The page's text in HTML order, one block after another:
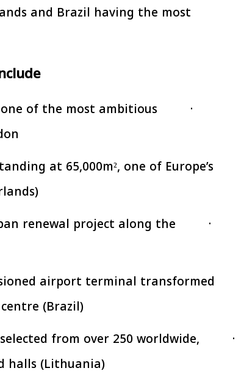
and Brazil having the most
one of the most ambitious
at 65,000m², one of Europe’s
renewal project along the
airport terminal transformed
(Brazil)
from over 250 worldwide,
halls (Lithuania)
رئيس افتتاح «إيجبس 2026» بحضور دولي
رئيس
بتنفيذ
افتتاح «إيجبس 2026» بحضور دولي
واسع.. والبترول: مصر تعزز مكانتها